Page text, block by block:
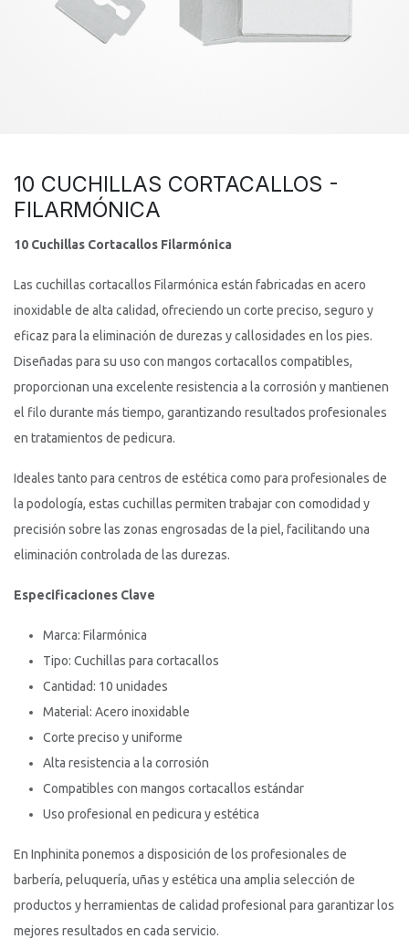
10 CUCHILLAS CORTACALLOS -
FILARMÓNICA
10 Cuchillas Cortacallos Filarmónica
Las cuchillas cortacallos Filarmónica están fabricadas en acero
inoxidable de alta calidad, ofreciendo un corte preciso, seguro y
eficaz para la eliminación de durezas y callosidades en los pies.
Diseñadas para su uso con mangos cortacallos compatibles,
proporcionan una excelente resistencia a la corrosión y mantienen
el filo durante más tiempo, garantizando resultados profesionales
en tratamientos de pedicura.
Ideales tanto para centros de estética como para profesionales de
la podología, estas cuchillas permiten trabajar con comodidad y
precisión sobre las zonas engrosadas de la piel, facilitando una
eliminación controlada de las durezas.
Especificaciones Clave
Marca: Filarmónica
Tipo: Cuchillas para cortacallos
Cantidad: 10 unidades
Material: Acero inoxidable
Corte preciso y uniforme
Alta resistencia a la corrosión
Compatibles con mangos cortacallos estándar
Uso profesional en pedicura y estética
En Inphinita ponemos a disposición de los profesionales de
barbería, peluquería, uñas y estética una amplia selección de
productos y herramientas de calidad profesional para garantizar los
mejores resultados en cada servicio.